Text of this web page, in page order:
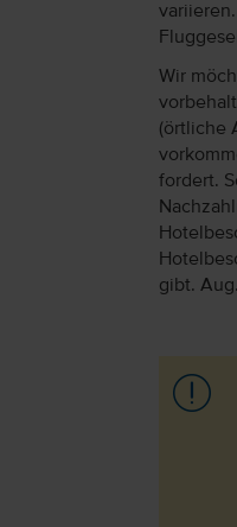
Wir
(örtliche
fordert.
gibt.